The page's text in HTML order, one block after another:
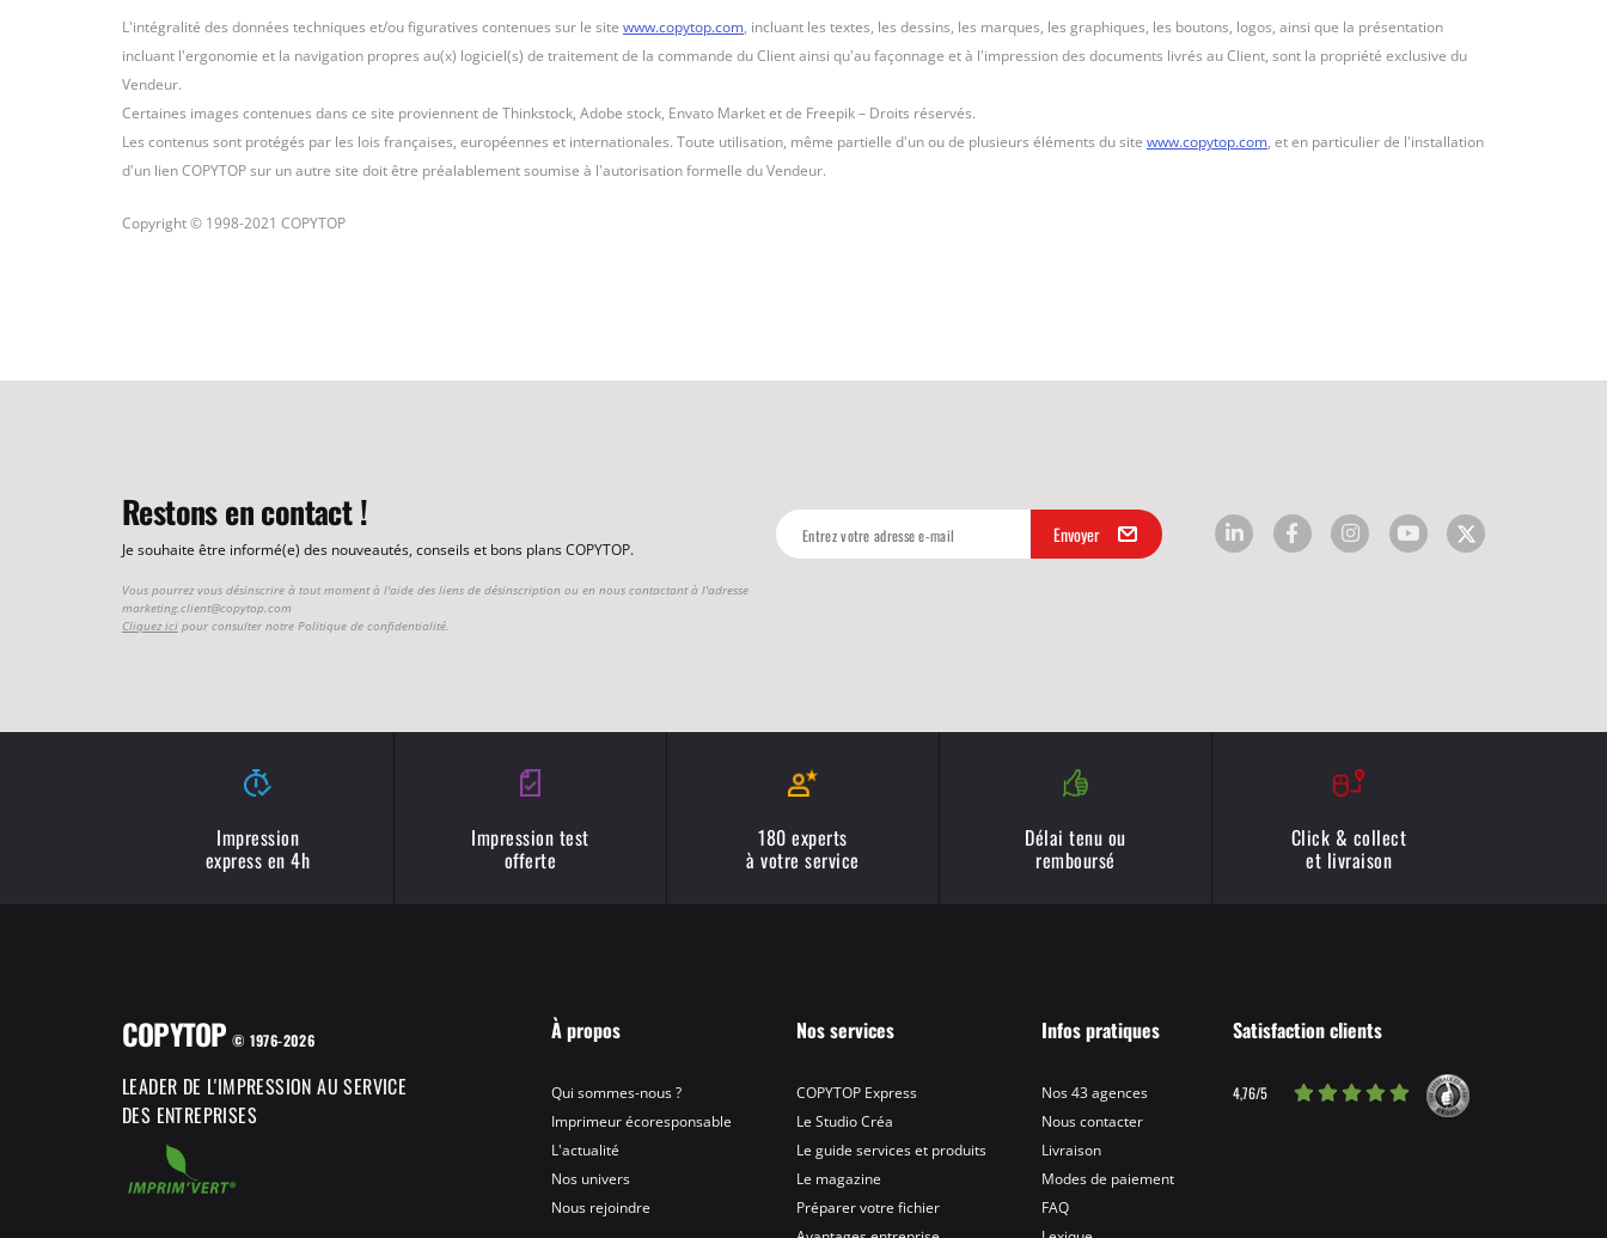
L'intégralité des données techniques et/ou figuratives contenues sur le site www.copytop.com , incluant les textes, les dessins, les marques, les graphiques, les boutons, logos, ainsi que la présentation
incluant l'ergonomie et la navigation propres au(x) logiciel(s) de traitement de la commande du Client ainsi qu'au façonnage et à l'impression des documents livrés au Client, sont la propriété exclusive du
Vendeur.
Certaines images contenues dans ce site proviennent de Thinkstock, Adobe stock, Envato Market et de Freepik – Droits réservés.
Les contenus sont protégés par les lois françaises, européennes et internationales. Toute utilisation, même partielle d'un ou de plusieurs éléments du site www.copytop.com , et en particulier de l'installation
d'un lien COPYTOP sur un autre site doit être préalablement soumise à l'autorisation formelle du Vendeur.
Copyright © 1998-2021 COPYTOP
Restons en contact !
Je souhaite être informé(e) des nouveautés, conseils et bons plans COPYTOP.
Vous pourrez vous désinscrire à tout moment à l'aide des liens de désinscription ou en nous contactant à l'adresse
marketing.client@copytop.com
Cliquez ici pour consulter notre Politique de confidentialité.
Impression
express en 4h
Impression test
offerte
180 experts
à votre service
Délai tenu ou
remboursé
Click & collect
et livraison
COPYTOP © 1976-2026
LEADER DE L'IMPRESSION AU SERVICE
DES ENTREPRISES
À propos
Qui sommes-nous ?
Imprimeur écoresponsable
L'actualité
Nos univers
Nous rejoindre
Nos services
COPYTOP Express
Le Studio Créa
Le guide services et produits
Le magazine
Préparer votre fichier
Infos pratiques
Nos 43 agences
Nous contacter
Livraison
Modes de paiement
FAQ
Satisfaction clients
4,76/5